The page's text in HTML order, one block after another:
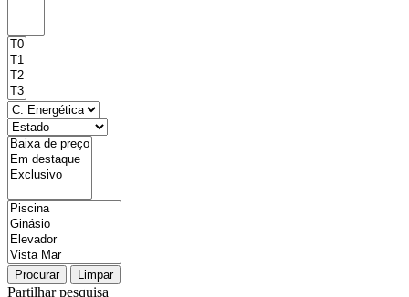
Procurar Limpar
Partilhar pesquisa